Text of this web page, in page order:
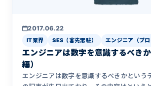
2017.06.22
IT業界 SES（客先常駐） エンジニア（プロ
エンジニアは数字を意識するべき
編）
エンジニアは数字を意識するべきかという